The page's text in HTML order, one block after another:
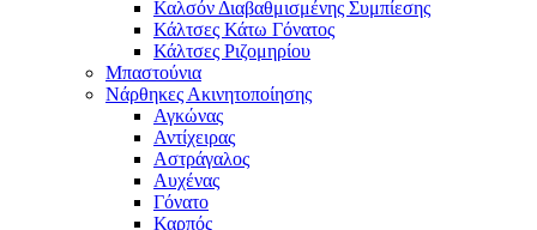
Καλσόν Διαβαθμισμένης Συμπίεσης
Κάλτσες Κάτω Γόνατος
Κάλτσες Ριζομηρίου
Μπαστούνια
Νάρθηκες Ακινητοποίησης
Αγκώνας
Αντίχειρας
Αστράγαλος
Αυχένας
Γόνατο
Καρπός